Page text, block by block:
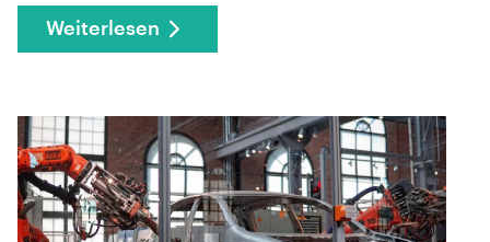
Weiterlesen